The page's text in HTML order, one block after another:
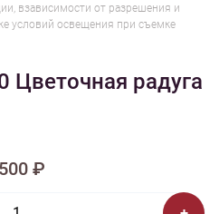
взависимости от разрешения и
условий освещения при съемке
радуга
₽